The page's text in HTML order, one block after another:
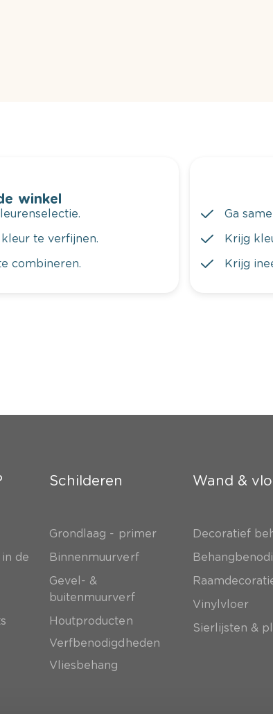
winkel
te verfijnen.
combineren.
Ga
Krijg
Krijg
de
Schilderen
Grondlaag - primer
Binnenmuurverf
Gevel- &
buitenmuurverf
Houtproducten
Verfbenodigdheden
Vliesbehang
Wand &
Decoratief
Vinylvloer
Sierlijsten &